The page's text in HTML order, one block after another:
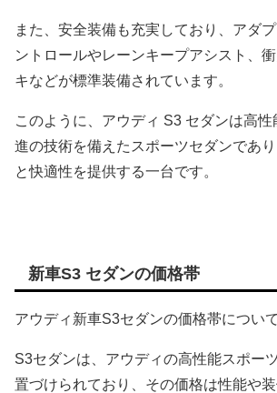
また、安全装備も充実しており、アダ
ントロールやレーンキープアシスト、
キなどが標準装備されています。
このように、アウディ S3 セダンは高
進の技術を備えたスポーツセダンであ
と快適性を提供する一台です。
新車S3 セダンの価格帯
アウディ新車S3セダンの価格帯につい
S3セダンは、アウディの高性能スポー
置づけられており、その価格は性能や